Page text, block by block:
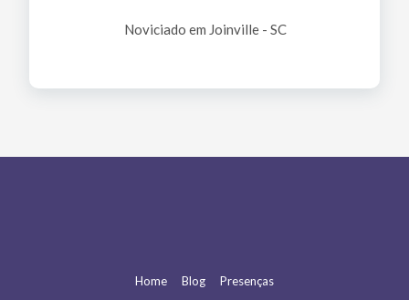
Noviciado em Joinville - SC
Home Blog Presenças